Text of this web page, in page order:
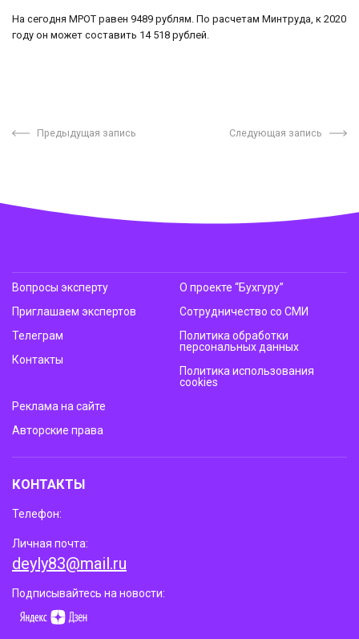
На сегодня МРОТ равен 9489 рублям. По расчетам Минтруда, к 2020
году он может составить 14 518 рублей.
Предыдущая запись Следующая запись
Вопросы эксперту
Приглашаем экспертов
Телеграм
Контакты
О проекте “Бухгуру”
Сотрудничество со СМИ
Политика обработки
персональных данных
Политика использования
cookies
Реклама на сайте
Авторские права
КОНТАКТЫ
Телефон:
Личная почта:
deyly83@mail.ru
Подписывайтесь на новости: